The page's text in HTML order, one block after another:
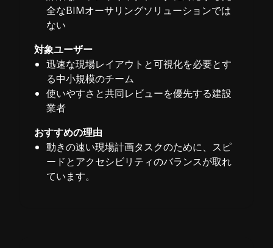
全なBIMオーサリングソリューションでは
ない
対象ユーザー
迅速な現場レイアウトと可視化を必要とす
る中小規模のチーム
使いやすさと共同レビューを優先する建設
業者
おすすめの理由
動きの速い現場計画タスクのために、スピ
ードとアクセシビリティのバランスが取れ
ています。